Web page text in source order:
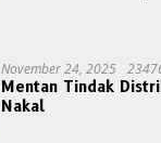
November 24, 2025
Mentan Tindak
Nakal